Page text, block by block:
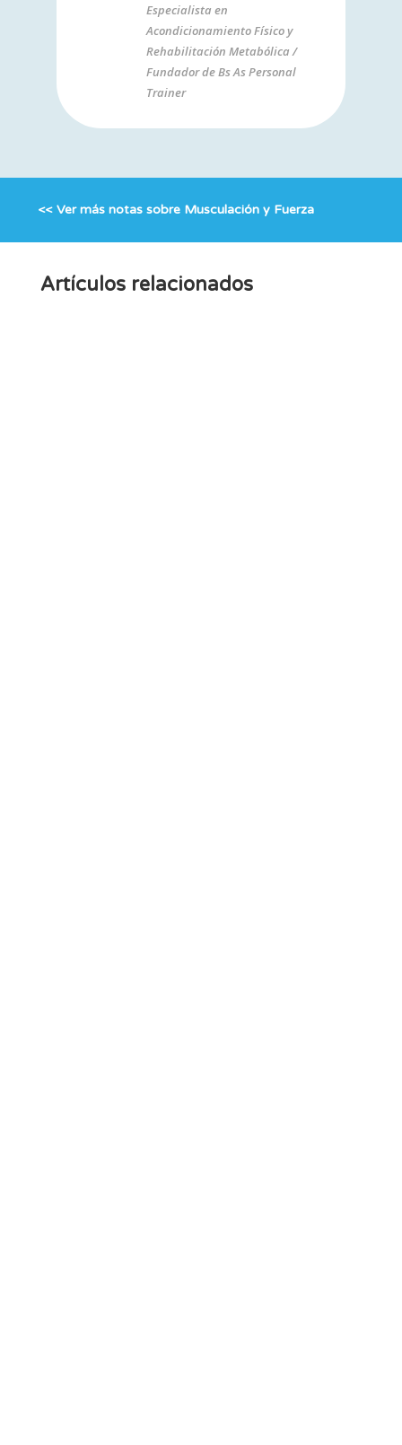
Especialista en
Acondicionamiento Físico y
Rehabilitación Metabólica /
Fundador de Bs As Personal
Trainer
<< Ver más notas sobre Musculación y Fuerza
Artículos relacionados